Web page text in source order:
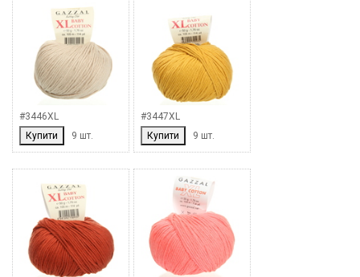
#3446XL
Купити
9 шт.
#3447XL
Купити
9 шт.